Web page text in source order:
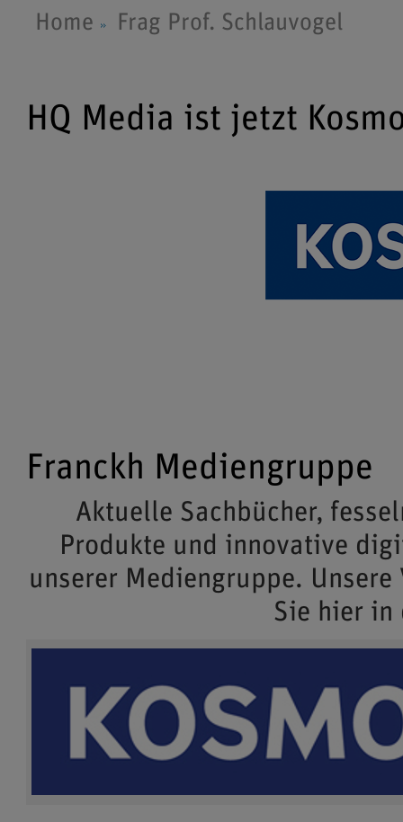
Home Frag Prof. Schlauvogel
HQ Media ist jetzt
Franckh Mediengruppe
Aktuelle Sachbücher,
Produkte und innovative
unserer Mediengruppe.
Sie hier in